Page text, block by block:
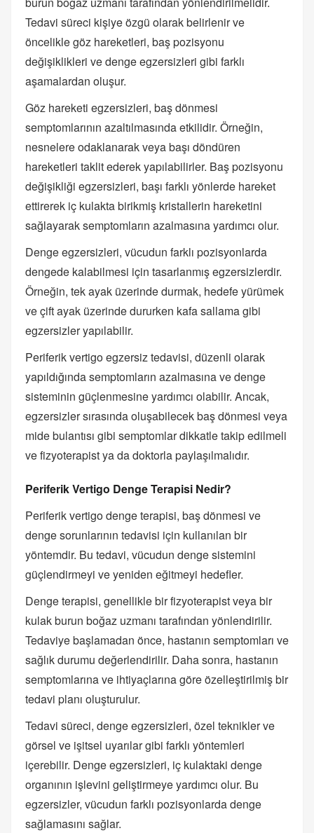
Tedavi süreci kişiye özgü olarak belirlenir ve
öncelikle göz hareketleri, baş pozisyonu
değişiklikleri ve denge egzersizleri gibi farklı
aşamalardan oluşur.
Göz hareketi egzersizleri, baş dönmesi
semptomlarının azaltılmasında etkilidir. Örneğin,
nesnelere odaklanarak veya başı döndüren
hareketleri taklit ederek yapılabilirler. Baş pozisyonu
değişikliği egzersizleri, başı farklı yönlerde hareket
ettirerek iç kulakta birikmiş kristallerin hareketini
sağlayarak semptomların azalmasına yardımcı olur.
Denge egzersizleri, vücudun farklı pozisyonlarda
dengede kalabilmesi için tasarlanmış egzersizlerdir.
Örneğin, tek ayak üzerinde durmak, hedefe yürümek
ve çift ayak üzerinde dururken kafa sallama gibi
egzersizler yapılabilir.
Periferik vertigo egzersiz tedavisi, düzenli olarak
yapıldığında semptomların azalmasına ve denge
sisteminin güçlenmesine yardımcı olabilir. Ancak,
egzersizler sırasında oluşabilecek baş dönmesi veya
mide bulantısı gibi semptomlar dikkatle takip edilmeli
ve fizyoterapist ya da doktorla paylaşılmalıdır.
Periferik Vertigo Denge Terapisi Nedir?
Periferik vertigo denge terapisi, baş dönmesi ve
denge sorunlarının tedavisi için kullanılan bir
yöntemdir. Bu tedavi, vücudun denge sistemini
güçlendirmeyi ve yeniden eğitmeyi hedefler.
Denge terapisi, genellikle bir fizyoterapist veya bir
kulak burun boğaz uzmanı tarafından yönlendirilir.
Tedaviye başlamadan önce, hastanın semptomları ve
sağlık durumu değerlendirilir. Daha sonra, hastanın
semptomlarına ve ihtiyaçlarına göre özelleştirilmiş bir
tedavi planı oluşturulur.
Tedavi süreci, denge egzersizleri, özel teknikler ve
görsel ve işitsel uyarılar gibi farklı yöntemleri
içerebilir. Denge egzersizleri, iç kulaktaki denge
organının işlevini geliştirmeye yardımcı olur. Bu
egzersizler, vücudun farklı pozisyonlarda denge
sağlamasını sağlar.